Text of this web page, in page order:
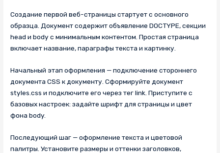
Создание первой веб-страницы стартует с основного
образца. Документ содержит объявление DOCTYPE, секции
head и body с минимальным контентом. Простая страница
включает название, параграфы текста и картинку.
Начальный этап оформления — подключение стороннего
документа CSS к документу. Сформируйте документ
styles.css и подключите его через тег link. Приступите с
базовых настроек: задайте шрифт для страницы и цвет
фона body.
Последующий шаг — оформление текста и цветовой
палитры. Установите размеры и оттенки заголовков,